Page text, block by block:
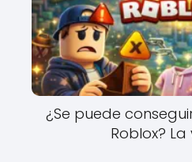
¿Se puede
Roblox?